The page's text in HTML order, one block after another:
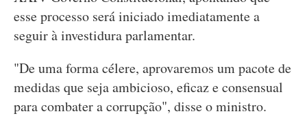
esse processo será iniciado imediatamente a
seguir à investidura parlamentar.
"De uma forma célere, aprovaremos um pacote de
medidas que seja ambicioso, eficaz e consensual
para combater a corrupção", disse o ministro.